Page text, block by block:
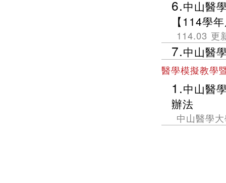
6.中山醫
【114學
114.03 更
7.中山醫
醫學模擬教學
1.中山醫
辦法
中山醫學